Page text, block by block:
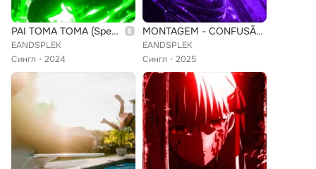
PAI TOMA TOMA (Sped up)
EANDSPLEK
Сингл
2024
MONTAGEM - CONFUSÃO DO DIABO (Super Slowed)
EANDSPLEK
Сингл
2025